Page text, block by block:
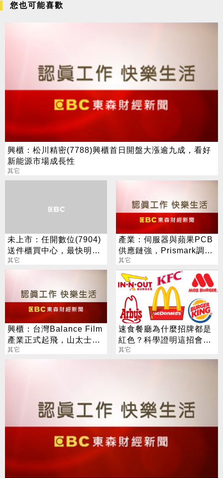
您也可能喜歡
興櫃：松川精密(7788)興櫃首日開盤大漲逾九成，看好
新能源市場成長性
其它
未上市：任開數位(7904)
送件櫃買中心，最快明年
1月中下旬登興櫃
其它
產業：伺服器與蘋果PCB
供應鏈強，Prismark調升
今年全球產值預估至
19.3%、6.2%
其它
興櫃：台灣Balance Film
產業正式起飛，山太士H2
起量產，擴增新產線專線
其它
速食餐廳為什麼招牌都是
紅色？科學證明這招會讓
你荷包大傷！
其它